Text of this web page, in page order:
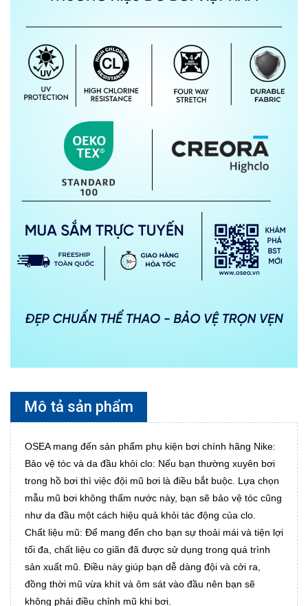
Mô tả sản phẩm
OSEA mang đến sản phẩm phụ kiện bơi chính hãng Nike:
Bảo vệ tóc và da đầu khỏi clo: Nếu bạn thường xuyên bơi
trong hồ bơi thì việc đội mũ bơi là điều bắt buộc. Lựa chọn
mẫu mũ bơi không thấm nước này, bạn sẽ bảo vệ tóc cũng
như da đầu một cách hiệu quả khỏi tác động của clo.
Chất liệu mũ: Để mang đến cho bạn sự thoải mái và tiện lợi
tối đa, chất liệu co giãn đã được sử dụng trong quá trình
sản xuất mũ. Điều này giúp bạn dễ dàng đội và cởi ra,
đồng thời mũ vừa khít và ôm sát vào đầu nên bạn sẽ
không phải điều chỉnh mũ khi bơi.